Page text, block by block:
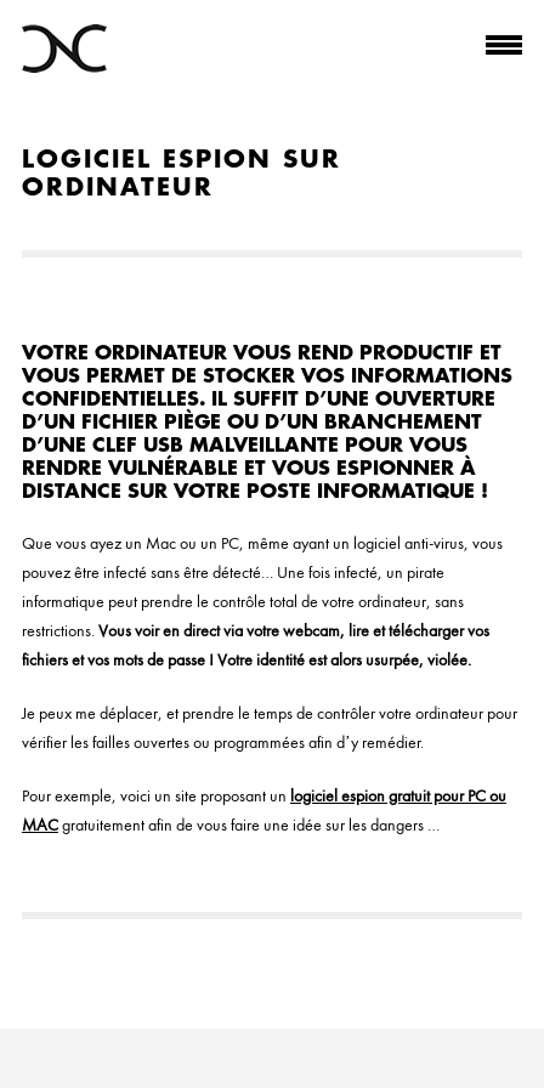
LOGICIEL ESPION SUR
ORDINATEUR
VOTRE ORDINATEUR VOUS REND PRODUCTIF ET
VOUS PERMET DE STOCKER VOS INFORMATIONS
CONFIDENTIELLES. IL SUFFIT D’UNE OUVERTURE
D’UN FICHIER PIÈGE OU D’UN BRANCHEMENT
D’UNE CLEF USB MALVEILLANTE POUR VOUS
RENDRE VULNÉRABLE ET VOUS ESPIONNER À
DISTANCE SUR VOTRE POSTE INFORMATIQUE !
Que vous ayez un Mac ou un PC, même ayant un logiciel anti-virus, vous
pouvez être infecté sans être détecté… Une fois infecté, un pirate
informatique peut prendre le contrôle total de votre ordinateur, sans
restrictions.Vous voir en direct via votre webcam, lire et télécharger vos
fichiers et vos mots de passe ! Votre identité est alors usurpée, violée.
Je peux me déplacer, et prendre le temps de contrôler votre ordinateur pour
vérifier les failles ouvertes ou programmées afin d’y remédier.
Pour exemple, voici un site proposant un logiciel espion gratuit pour PC ou
MACgratuitement afin de vous faire une idée sur les dangers…